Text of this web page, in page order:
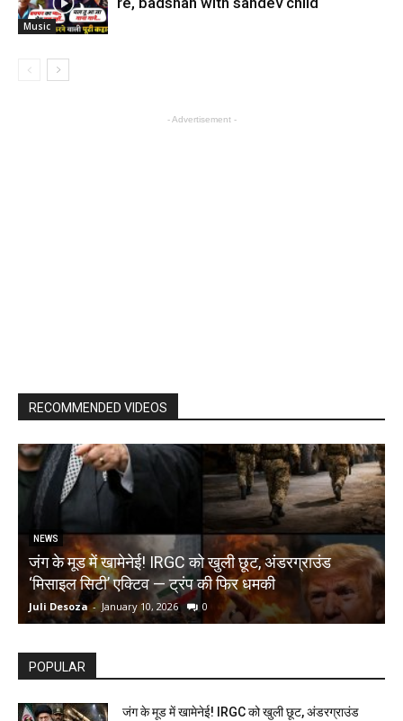
Music
- Advertisement -
RECOMMENDED VIDEOS
NEWS
जंग के मूड में खामेनेई! IRGC को खुली छूट, अंडरग्राउंड
‘मिसाइल सिटी’ एक्टिव — ट्रंप की फिर धमकी
Juli Desoza - January 10, 2026 0
POPULAR
जंग के मूड में खामेनेई! IRGC को खुली छूट, अंडरग्राउंड